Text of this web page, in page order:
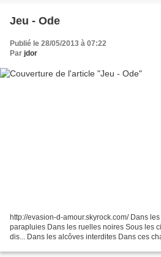
Jeu - Ode
Publié le 28/05/2013 à 07:22
Par jdor
http://evasion-d-amour.skyrock.com/ Dans
parapluies Dans les ruelles noires Sous les
dis... Dans les alcôves interdites Dans ces